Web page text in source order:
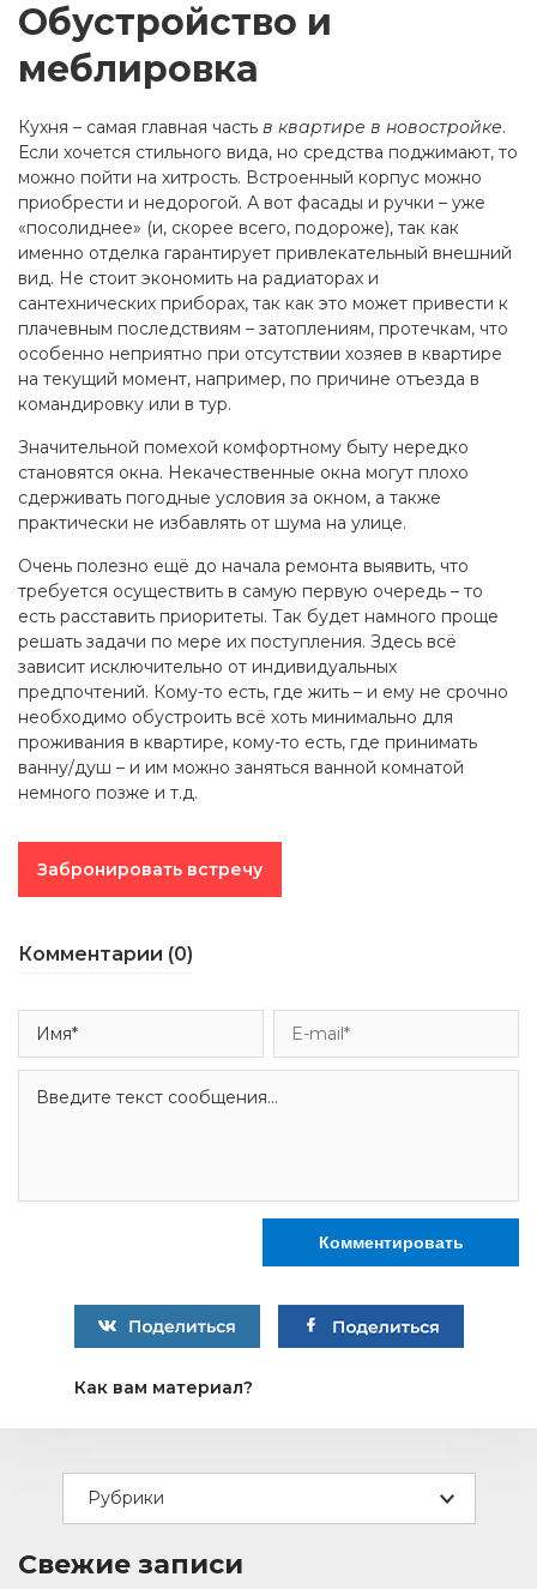
Обустройство и
меблировка
Кухня – самая главная часть в квартире в новостройке.
Если хочется стильного вида, но средства поджимают, то
можно пойти на хитрость. Встроенный корпус можно
приобрести и недорогой. А вот фасады и ручки – уже
«посолиднее» (и, скорее всего, подороже), так как
именно отделка гарантирует привлекательный внешний
вид. Не стоит экономить на радиаторах и
сантехнических приборах, так как это может привести к
плачевным последствиям – затоплениям, протечкам, что
особенно неприятно при отсутствии хозяев в квартире
на текущий момент, например, по причине отъезда в
командировку или в тур.
Значительной помехой комфортному быту нередко
становятся окна. Некачественные окна могут плохо
сдерживать погодные условия за окном, а также
практически не избавлять от шума на улице.
Очень полезно ещё до начала ремонта выявить, что
требуется осуществить в самую первую очередь – то
есть расставить приоритеты. Так будет намного проще
решать задачи по мере их поступления. Здесь всё
зависит исключительно от индивидуальных
предпочтений. Кому-то есть, где жить – и ему не срочно
необходимо обустроить всё хоть минимально для
проживания в квартире, кому-то есть, где принимать
ванну/душ – и им можно заняться ванной комнатой
немного позже и т.д.
Забронировать встречу
Комментарии (0)
Как вам материал?
Рубрики
Свежие записи